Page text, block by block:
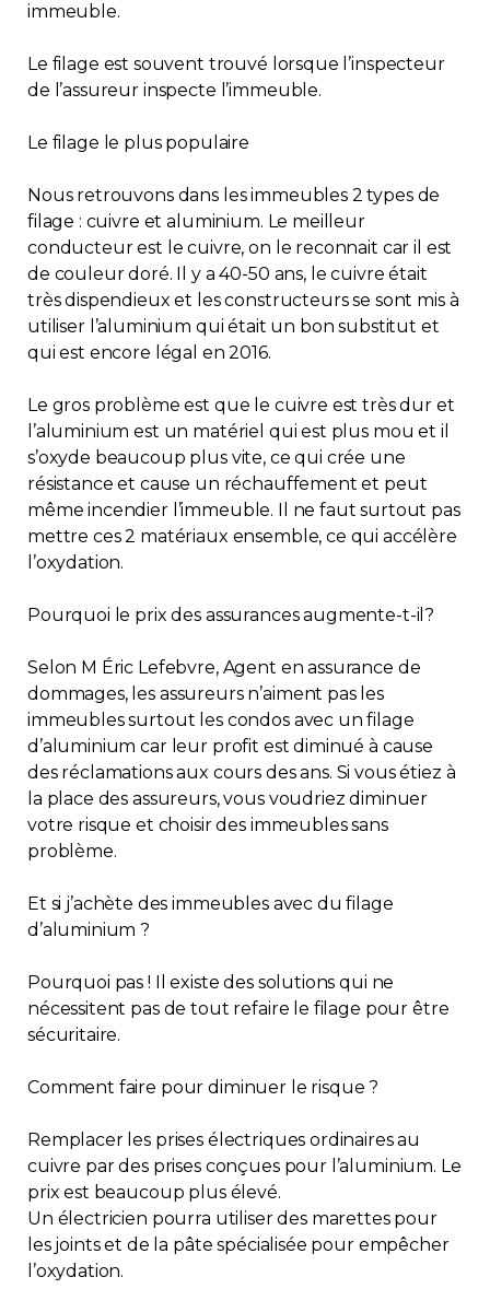
Médias
FAQ
Zone Membres
Français
Contact
Adhésion
immeuble.
Le filage est souvent trouvé lorsque l’inspecteur
de l’assureur inspecte l’immeuble.
Le filage le plus populaire
Nous retrouvons dans les immeubles 2 types de
filage : cuivre et aluminium. Le meilleur
conducteur est le cuivre, on le reconnait car il est
de couleur doré. Il y a 40-50 ans, le cuivre était
très dispendieux et les constructeurs se sont mis à
utiliser l’aluminium qui était un bon substitut et
qui est encore légal en 2016.
Le gros problème est que le cuivre est très dur et
l’aluminium est un matériel qui est plus mou et il
s’oxyde beaucoup plus vite, ce qui crée une
résistance et cause un réchauffement et peut
même incendier l’immeuble. Il ne faut surtout pas
mettre ces 2 matériaux ensemble, ce qui accélère
l’oxydation.
Pourquoi le prix des assurances augmente-t-il?
Selon M Éric Lefebvre, Agent en assurance de
dommages, les assureurs n’aiment pas les
immeubles surtout les condos avec un filage
d’aluminium car leur profit est diminué à cause
des réclamations aux cours des ans. Si vous étiez à
la place des assureurs, vous voudriez diminuer
votre risque et choisir des immeubles sans
problème.
Et si j’achète des immeubles avec du filage
d’aluminium ?
Pourquoi pas ! Il existe des solutions qui ne
nécessitent pas de tout refaire le filage pour être
sécuritaire.
Comment faire pour diminuer le risque ?
Remplacer les prises électriques ordinaires au
cuivre par des prises conçues pour l’aluminium. Le
prix est beaucoup plus élevé.
Un électricien pourra utiliser des marettes pour
les joints et de la pâte spécialisée pour empêcher
l’oxydation.